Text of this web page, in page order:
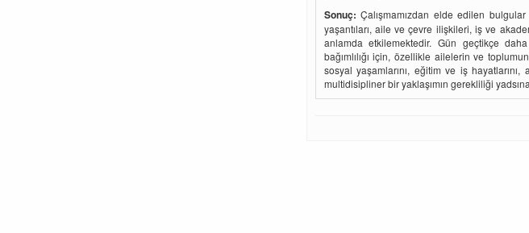
Sonuç: Çalışmamızdan elde edilen bulgular
yaşantıları, aile ve çevre ilişkileri, iş ve
anlamda etkilemektedir. Gün geçtikçe
bağımlılığı için, özellikle ailelerin ve
sosyal yaşamlarını, eğitim ve iş
multidisipliner bir yaklaşımın gerekliliği